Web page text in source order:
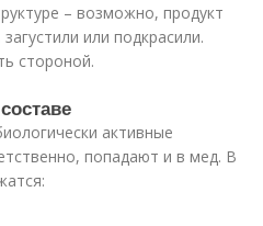
– возможно, продукт
или подкрасили.
стороной.
активные
попадают и в мед. В